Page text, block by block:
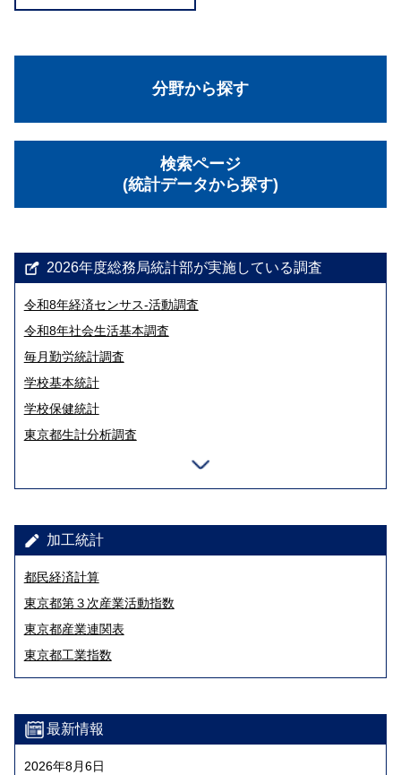
分野から探す
検索ページ
(統計データから探す)
2026年度総務局統計部が実施している調査
令和8年経済センサス‐活動調査
令和8年社会生活基本調査
毎月勤労統計調査
学校基本統計
学校保健統計
東京都生計分析調査
加工統計
都民経済計算
東京都第３次産業活動指数
東京都産業連関表
東京都工業指数
最新情報
2026年8月6日